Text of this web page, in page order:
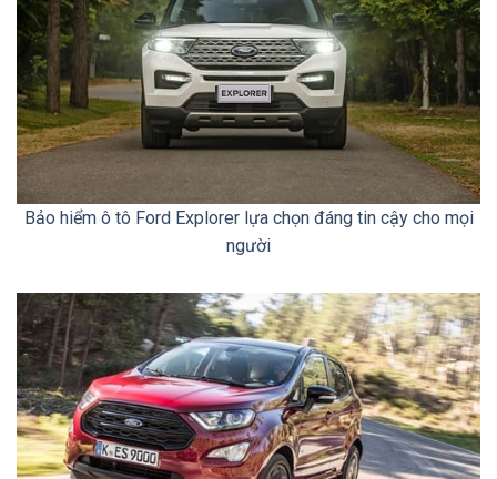
Bảo hiểm ô tô Ford Explorer lựa chọn đáng tin cậy cho mọi
người